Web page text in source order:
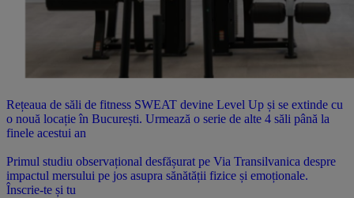
Rețeaua de săli de fitness SWEAT devine Level Up și se extinde cu
o nouă locație în București. Urmează o serie de alte 4 săli până la
finele acestui an
Primul studiu observațional desfășurat pe Via Transilvanica despre
impactul mersului pe jos asupra sănătății fizice și emoționale.
Înscrie-te și tu